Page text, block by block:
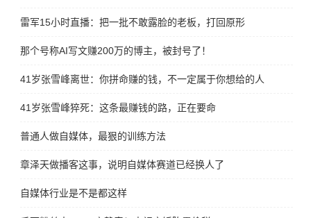
雷军15小时直播：把一批不敢露脸的老板，打回原形
那个号称AI写文赚200万的博主，被封号了！
41岁张雪峰离世：你拼命赚的钱，不一定属于你想给的人
41岁张雪峰猝死：这条最赚钱的路，正在要命
普通人做自媒体，最狠的训练方法
章泽天做播客这事，说明自媒体赛道已经换人了
自媒体行业是不是都这样